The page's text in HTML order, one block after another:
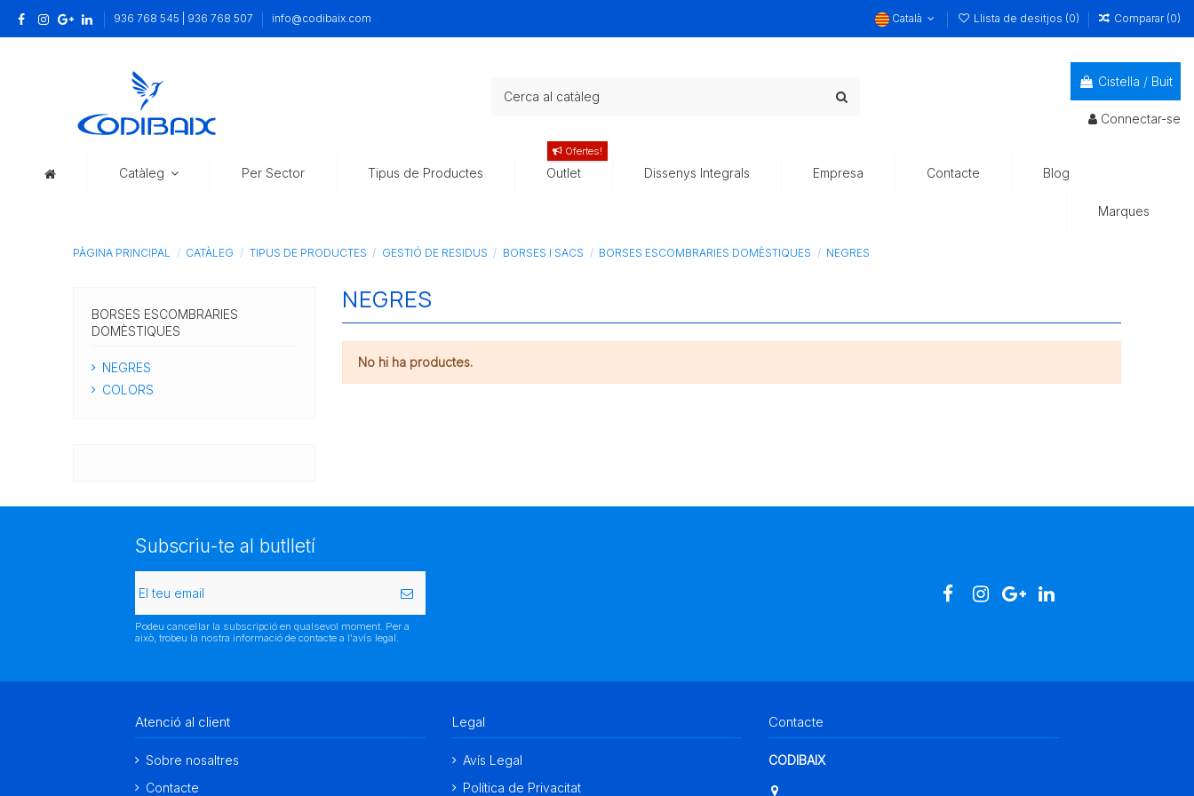
936 768 545 | 936 768 507 info@codibaix.com Català Llista de desitjos (0) Comparar (0)
Cistella / Buit
Connectar-se
Catàleg Per Sector Tipus de Productes Outlet
Ofertes!
Dissenys Integrals Empresa Contacte Blog
Marques
PÀGINA PRINCIPAL CATÀLEG TIPUS DE PRODUCTES GESTIÓ DE RESIDUS BORSES I SACS BORSES ESCOMBRARIES DOMÈSTIQUES NEGRES
NEGRES
No hi ha productes.
BORSES ESCOMBRARIES
DOMÈSTIQUES
NEGRES
COLORS
Subscriu-te al butlletí
Podeu cancel·lar la subscripció en qualsevol moment. Per a
això, trobeu la nostra informació de contacte a l'avís legal.
Atenció al client
Sobre nosaltres
Contacte
Legal
Avís Legal
Política de Privacitat
Contacte
CODIBAIX